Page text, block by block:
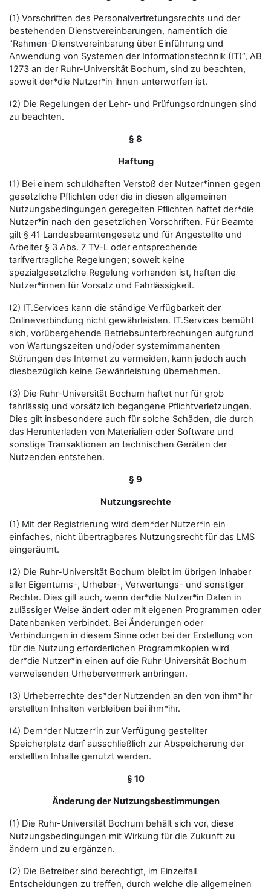
(1) Vorschriften des Personalvertretungsrechts und der
bestehenden Dienstvereinbarungen, namentlich die
"Rahmen-Dienstvereinbarung über Einführung und
Anwendung von Systemen der Informationstechnik (IT)“, AB
1273 an der Ruhr-Universität Bochum, sind zu beachten,
soweit der*die Nutzer*in ihnen unterworfen ist.
(2) Die Regelungen der Lehr- und Prüfungsordnungen sind
zu beachten.
§ 8
Haftung
(1) Bei einem schuldhaften Verstoß der Nutzer*innen gegen
gesetzliche Pflichten oder die in diesen allgemeinen
Nutzungsbedingungen geregelten Pflichten haftet der*die
Nutzer*in nach den gesetzlichen Vorschriften. Für Beamte
gilt § 41 Landesbeamtengesetz und für Angestellte und
Arbeiter § 3 Abs. 7 TV-L oder entsprechende
tarifvertragliche Regelungen; soweit keine
spezialgesetzliche Regelung vorhanden ist, haften die
Nutzer*innen für Vorsatz und Fahrlässigkeit.
(2) IT.Services kann die ständige Verfügbarkeit der
Onlineverbindung nicht gewährleisten. IT.Services bemüht
sich, vorübergehende Betriebsunterbrechungen aufgrund
von Wartungszeiten und/oder systemimmanenten
Störungen des Internet zu vermeiden, kann jedoch auch
diesbezüglich keine Gewährleistung übernehmen.
(3) Die Ruhr-Universität Bochum haftet nur für grob
fahrlässig und vorsätzlich begangene Pflichtverletzungen.
Dies gilt insbesondere auch für solche Schäden, die durch
das Herunterladen von Materialien oder Software und
sonstige Transaktionen an technischen Geräten der
Nutzenden entstehen.
§ 9
Nutzungsrechte
(1) Mit der Registrierung wird dem*der Nutzer*in ein
einfaches, nicht übertragbares Nutzungsrecht für das LMS
eingeräumt.
(2) Die Ruhr-Universität Bochum bleibt im übrigen Inhaber
aller Eigentums-, Urheber-, Verwertungs- und sonstiger
Rechte. Dies gilt auch, wenn der*die Nutzer*in Daten in
zulässiger Weise ändert oder mit eigenen Programmen oder
Datenbanken verbindet. Bei Änderungen oder
Verbindungen in diesem Sinne oder bei der Erstellung von
für die Nutzung erforderlichen Programmkopien wird
der*die Nutzer*in einen auf die Ruhr-Universität Bochum
verweisenden Urhebervermerk anbringen.
(3) Urheberrechte des*der Nutzenden an den von ihm*ihr
erstellten Inhalten verbleiben bei ihm*ihr.
(4) Dem*der Nutzer*in zur Verfügung gestellter
Speicherplatz darf ausschließlich zur Abspeicherung der
erstellten Inhalte genutzt werden.
§ 10
Änderung der Nutzungsbestimmungen
(1) Die Ruhr-Universität Bochum behält sich vor, diese
Nutzungsbedingungen mit Wirkung für die Zukunft zu
ändern und zu ergänzen.
(2) Die Betreiber sind berechtigt, im Einzelfall
Entscheidungen zu treffen, durch welche die allgemeinen